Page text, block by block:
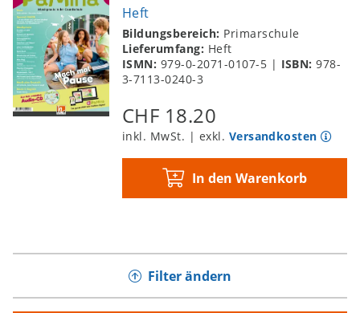
Heft
Bildungsbereich: Primarschule
Lieferumfang: Heft
ISMN: 979-0-2071-0107-5 | ISBN:978-
3-7113-0240-3
CHF 18.20
inkl. MwSt. | exkl. Versandkosten
In den Warenkorb
Filter ändern